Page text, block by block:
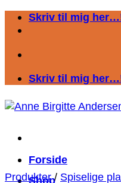
FortsætSkriv til mig
Skriv til mig
Forside
Produkter / Spiselige